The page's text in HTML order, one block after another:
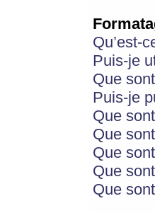
Qu’est-
Puis-je
Que
Puis-je
Que
Que
Que
Que
Que